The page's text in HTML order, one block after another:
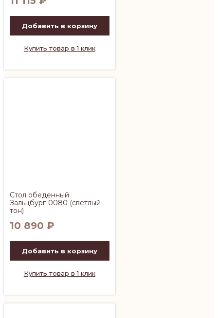
Добавить в корзину
Купить товар в 1 клик
Стол обеденный
Зальцбург-0080 (светлый
тон)
10 890 ₽
Добавить в корзину
Купить товар в 1 клик